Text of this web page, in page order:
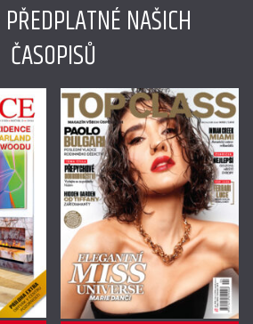
NAŠICH
ČASOPISŮ